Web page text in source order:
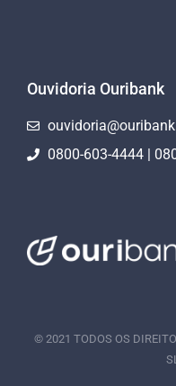
Ouvidoria Ouribank
0800-603-4444 |
© 2021 TODOS OS